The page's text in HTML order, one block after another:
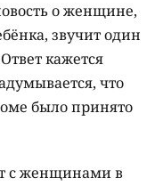
о женщине,
звучит один
кажется
что
было принято
с женщинами в